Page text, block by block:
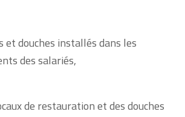
et douches installés dans les
des salariés,
de restauration et des douches